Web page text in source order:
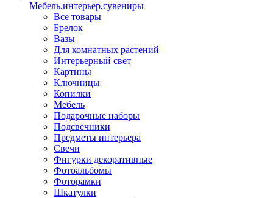
Мебель,интерьер,сувениры
Все товары
Брелок
Вазы
Для комнатных растений
Интерьерный свет
Картины
Ключницы
Копилки
Мебель
Подарочные наборы
Подсвечники
Предметы интерьера
Свечи
Фигурки декоративные
Фотоальбомы
Фоторамки
Шкатулки